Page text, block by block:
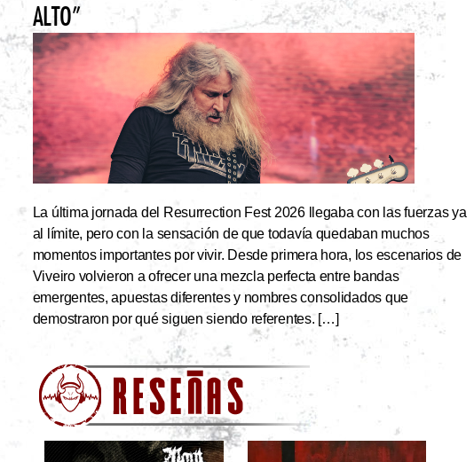
ALTO”
La última jornada del Resurrection Fest 2026 llegaba con las fuerzas ya
al límite, pero con la sensación de que todavía quedaban muchos
momentos importantes por vivir. Desde primera hora, los escenarios de
Viveiro volvieron a ofrecer una mezcla perfecta entre bandas
emergentes, apuestas diferentes y nombres consolidados que
demostraron por qué siguen siendo referentes. […]